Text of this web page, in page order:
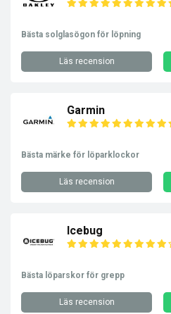
Bästa solglasögon för löpning
Läs recension
Garmin
Bästa märke för löparklockor
Läs recension
Icebug
Bästa löparskor för grepp
Läs recension